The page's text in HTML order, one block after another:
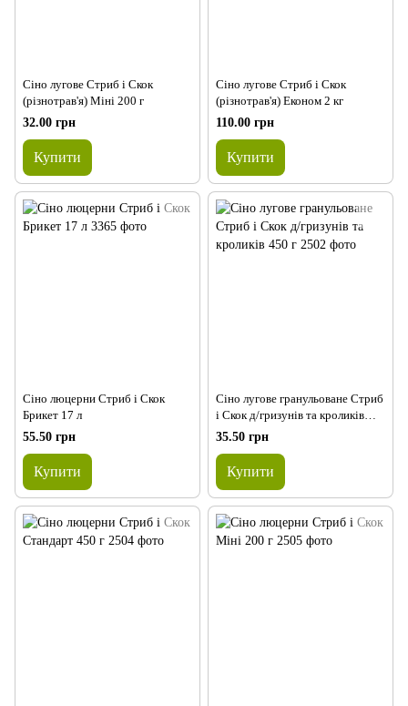
Сіно лугове Стриб і Скок
(різнотрав'я) Міні 200 г
32.00 грн
Купити
Сіно лугове Стриб і Скок
(різнотрав'я) Економ 2 кг
110.00 грн
Купити
Сіно люцерни Стриб і Скок
Брикет 17 л
55.50 грн
Купити
Сіно лугове гранульоване Стриб
і Скок д/гризунів та кроликів
450 г
35.50 грн
Купити